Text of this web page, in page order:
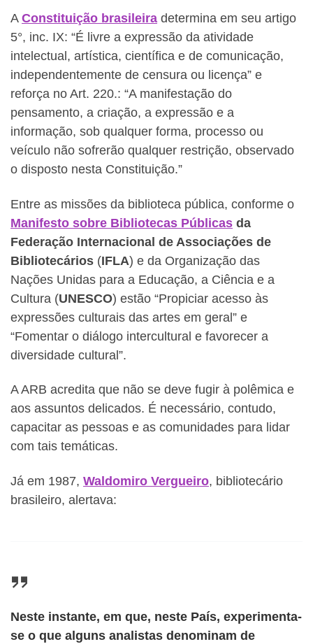
A Constituição brasileira determina em seu artigo
5°, inc. IX: “É livre a expressão da atividade
intelectual, artística, científica e de comunicação,
independentemente de censura ou licença” e
reforça no Art. 220.: “A manifestação do
pensamento, a criação, a expressão e a
informação, sob qualquer forma, processo ou
veículo não sofrerão qualquer restrição, observado
o disposto nesta Constituição.”
Entre as missões da biblioteca pública, conforme o
Manifesto sobre Bibliotecas Públicas da
Federação Internacional de Associações de
Bibliotecários (IFLA) e da Organização das
Nações Unidas para a Educação, a Ciência e a
Cultura (UNESCO) estão “Propiciar acesso às
expressões culturais das artes em geral” e
“Fomentar o diálogo intercultural e favorecer a
diversidade cultural”.
A ARB acredita que não se deve fugir à polêmica e
aos assuntos delicados. É necessário, contudo,
capacitar as pessoas e as comunidades para lidar
com tais temáticas.
Já em 1987, Waldomiro Vergueiro, bibliotecário
brasileiro, alertava:
Neste instante, em que, neste País, experimenta-
se o que alguns analistas denominam de